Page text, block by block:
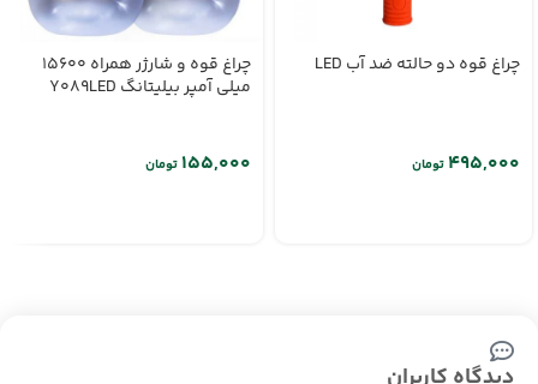
چراغ قوه دو حالته ضد آب LED
تومان
چراغ قوه و شارژر همراه 15600
میلی آمپر بیلیتانگ Y089LED
تومان